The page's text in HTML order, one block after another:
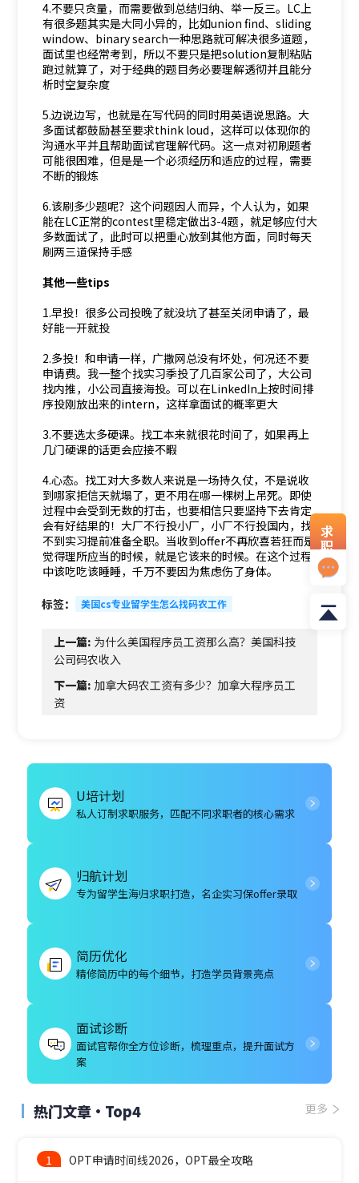
4.不要只贪量，而需要做到总结归纳、举一反三。LC上
有很多题其实是大同小异的，比如union find、sliding
window、binary search一种思路就可解决很多道题，
面试里也经常考到，所以不要只是把solution复制粘贴
跑过就算了，对于经典的题目务必要理解透彻并且能分
析时空复杂度
5.边说边写，也就是在写代码的同时用英语说思路。大
多面试都鼓励甚至要求think loud，这样可以体现你的
沟通水平并且帮助面试官理解代码。这一点对初刷题者
可能很困难，但是是一个必须经历和适应的过程，需要
不断的锻炼
6.该刷多少题呢？这个问题因人而异，个人认为，如果
能在LC正常的contest里稳定做出3-4题，就足够应付大
多数面试了，此时可以把重心放到其他方面，同时每天
刷两三道保持手感
其他一些tips
1.早投！很多公司投晚了就没坑了甚至关闭申请了，最
好能一开就投
2.多投！和申请一样，广撒网总没有坏处，何况还不要
申请费。我一整个找实习季投了几百家公司了，大公司
找内推，小公司直接海投。可以在LinkedIn上按时间排
序投刚放出来的intern，这样拿面试的概率更大
3.不要选太多硬课。找工本来就很花时间了，如果再上
几门硬课的话更会应接不暇
4.心态。找工对大多数人来说是一场持久仗，不是说收
到哪家拒信天就塌了，更不用在哪一棵树上吊死。即使
过程中会受到无数的打击，也要相信只要坚持下去肯定
会有好结果的！大厂不行投小厂，小厂不行投国内，找
不到实习提前准备全职。当收到offer不再欣喜若狂而是
觉得理所应当的时候，就是它该来的时候。在这个过程
中该吃吃该睡睡，千万不要因为焦虑伤了身体。
标签： 美国cs专业留学生怎么找码农工作
上一篇: 为什么美国程序员工资那么高？美国科技
公司码农收入
下一篇: 加拿大码农工资有多少？加拿大程序员工
资
U培计划
私人订制求职服务，匹配不同求职者的核心需求
归航计划
专为留学生海归求职打造，名企实习保offer录取
简历优化
精修简历中的每个细节，打造学员背景亮点
面试诊断
面试官帮你全方位诊断，梳理重点，提升面试方
案
热门文章·Top4 更多
1 OPT申请时间线2026，OPT最全攻略
求
职
资
料